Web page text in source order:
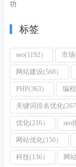
功
标签
seo(1192） 市场
网站建设(568）
PHP(363） 编程
关键词排名优化(267
优化(216） seo
网站优化(150）
科技(136） 网